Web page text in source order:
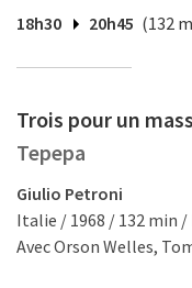
18h30 20h45 (132
Trois pour un
Tepepa
Giulio Petroni
Italie / 1968 / 132 min /
Avec Orson Welles,